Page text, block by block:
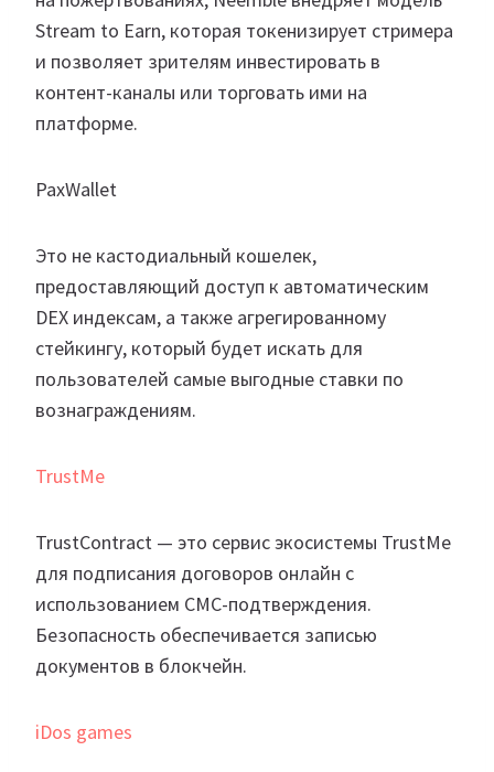
Stream to Earn, которая токенизирует стримера
и позволяет зрителям инвестировать в
контент-каналы или торговать ими на
платформе.
PaxWallet
Это не кастодиальный кошелек,
предоставляющий доступ к автоматическим
DEX индексам, а также агрегированному
стейкингу, который будет искать для
пользователей самые выгодные ставки по
вознаграждениям.
TrustMe
TrustContract — это сервис экосистемы TrustMe
для подписания договоров онлайн с
использованием СМС-подтверждения.
Безопасность обеспечивается записью
документов в блокчейн.
iDos games